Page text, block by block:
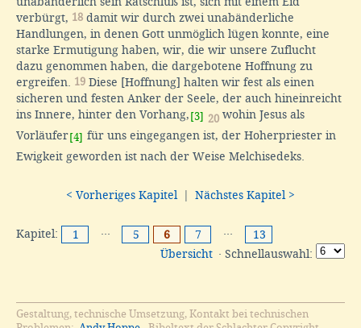
verbürgt, 18 damit wir durch zwei unabänderliche
Handlungen, in denen Gott unmöglich lügen konnte, eine
starke Ermutigung haben, wir, die wir unsere Zuflucht
dazu genommen haben, die dargebotene Hoffnung zu
ergreifen. 19 Diese [Hoffnung] halten wir fest als einen
sicheren und festen Anker der Seele, der auch hineinreicht
ins Innere, hinter den Vorhang, [3] 20 wohin Jesus als
Vorläufer [4] für uns eingegangen ist, der Hoherpriester in
Ewigkeit geworden ist nach der Weise Melchisedeks.
< Vorheriges Kapitel Nächstes Kapitel >
Kapitel: 1 ··· 5 6 7 ···
13
Übersicht · Schnellauswahl:
Gestaltung, technische Umsetzung, Kontakt bei technischen